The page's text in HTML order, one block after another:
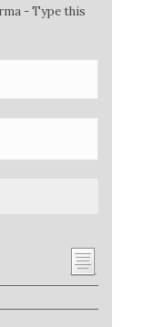
- Type this